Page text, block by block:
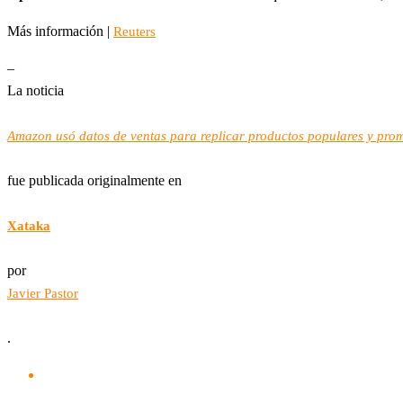
Más información | Reuters
–
La noticia
Amazon usó datos de ventas para replicar productos populares y
fue publicada originalmente en
Xataka
por
Javier Pastor
.